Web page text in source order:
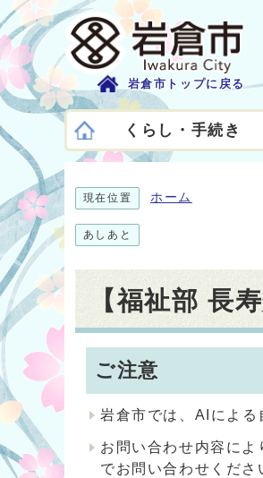
岩倉市トップに戻る
くらし・手続き
現在位置 ホーム
あしあと
【福祉部 長
ご注意
岩倉市では、AIによる
お問い合わせ内容に
でお問い合わせくださ